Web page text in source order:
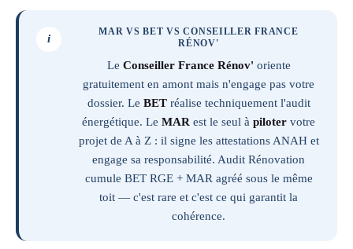
i
MAR VS BET VS CONSEILLER FRANCE
RÉNOV'
Le Conseiller France Rénov' oriente
gratuitement en amont mais n'engage pas votre
dossier. Le BETréalise techniquement l'audit
énergétique. Le MAR est le seul à piloter votre
projet de A à Z : il signe les attestations ANAH et
engage sa responsabilité. Audit Rénovation
cumule BET RGE + MAR agréé sous le même
toit — c'est rare et c'est ce qui garantit la
cohérence.